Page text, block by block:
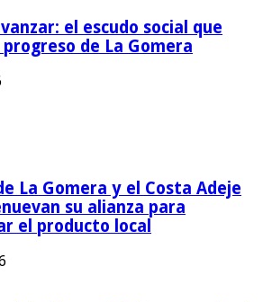
el escudo social que
de La Gomera
La Gomera y el Costa Adeje
su alianza para
el producto local